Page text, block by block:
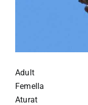
Adult
Femella
Aturat